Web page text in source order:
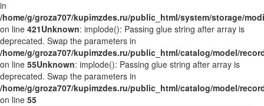
in
/home/g/groza707/kupimzdes.ru/public_html/system/storage/
on line 421Unknown: implode(): Passing glue string after array is
deprecated. Swap the parameters in
/home/g/groza707/kupimzdes.ru/public_html/catalog/model/
on line 55Unknown: implode(): Passing glue string after array is
deprecated. Swap the parameters in
/home/g/groza707/kupimzdes.ru/public_html/catalog/model/
on line 55